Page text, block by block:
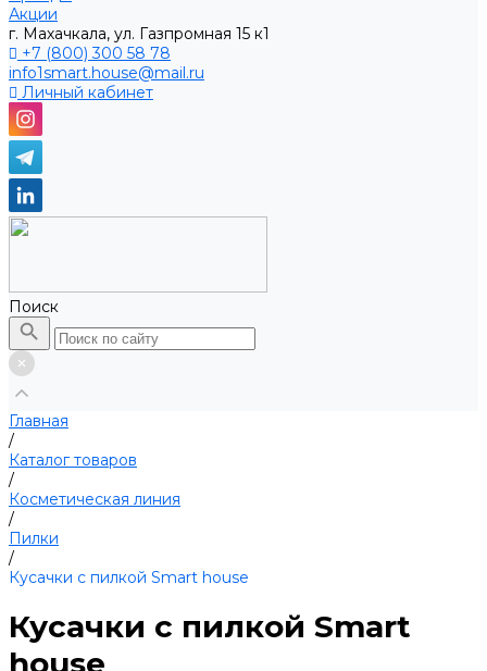
Акции
г. Махачкала, ул. Газпромная 15 к1
+7 (800) 300 58 78
info1smart.house@mail.ru
Личный кабинет
Поиск
Главная
/
Каталог товаров
/
Косметическая линия
/
Пилки
/
Кусачки с пилкой Smart house
Кусачки с пилкой Smart
house